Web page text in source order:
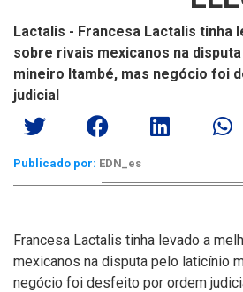
Lactalis - Francesa Lactalis tinha
sobre rivais mexicanos na
mineiro Itambé, mas negócio foi
judicial
Publicado por: EDN_es
Francesa Lactalis tinha levado a
mexicanos na disputa pelo laticínio
negócio foi desfeito por ordem